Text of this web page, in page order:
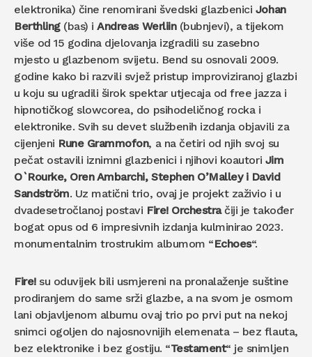
elektronika) čine renomirani švedski glazbenici Johan
Berthling(bas) iAndreas Werliin(bubnjevi), a tijekom
više od 15 godina djelovanja izgradili su zasebno
mjesto u glazbenom svijetu. Bend su osnovali 2009.
godine kako bi razvili svjež pristup improviziranoj glazbi
u koju su ugradili širok spektar utjecaja od free jazza i
hipnotičkog slowcorea, do psihodeličnog rocka i
elektronike. Svih su devet službenih izdanja objavili za
cijenjeni Rune Grammofon, a na četiri od njih svoj su
pečat ostavili iznimni glazbenici i njihovi koautori Jim
O`Rourke, Oren Ambarchi, Stephen O’Malley i David
Sandström. Uz matični trio, ovaj je projekt zaživio i u
dvadesetročlanoj postavi Fire! Orchestračiji je također
bogat opus od 6 impresivnih izdanja kulminirao 2023.
monumentalnim trostrukim albumom “Echoes“.
Fire!su oduvijek bili usmjereni na pronalaženje suštine
prodiranjem do same srži glazbe, a na svom je osmom
lani objavljenom albumu ovaj trio po prvi put na nekoj
snimci ogoljen do najosnovnijih elemenata – bez flauta,
bez elektronike i bez gostiju. “Testament“ je snimljen